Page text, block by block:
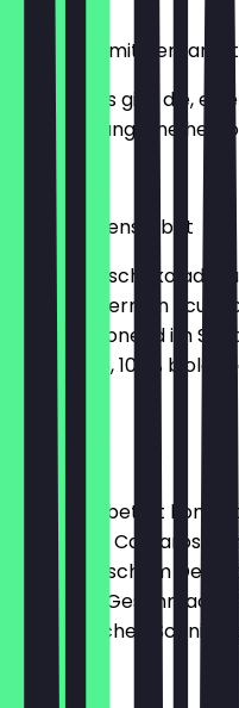
Darjeeling mit
Auch als Eis gibt die,
Teemischung eine
Schokoladensorbet
Die Dunkelschokolade
Nebelwäldern an
Kakao schonend im
65% Kakao, 100%
Dieses Sorbet ist
feldfrische Camarosa-
biodynamischem
intensiver Geschmack
irgendwelchen